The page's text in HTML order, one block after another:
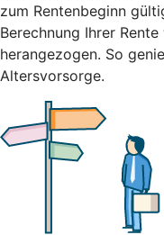
zum Rentenbeginn
Berechnung Ihrer
herangezogen. So
Altersvorsorge.